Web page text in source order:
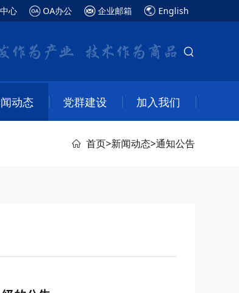
English
企业邮箱
OA办公
心
动态 党群建设 加入我们
首页>新闻动态>通知公告